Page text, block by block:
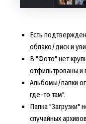
Есть
облако/диск и
В "Фото" нет
отфильтрованы и
Альбомы/папки
где-то там".
Папка "Загрузки"
случайных